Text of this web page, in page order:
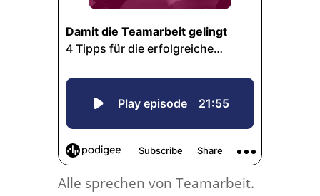
Alle sprechen von Teamarbeit.